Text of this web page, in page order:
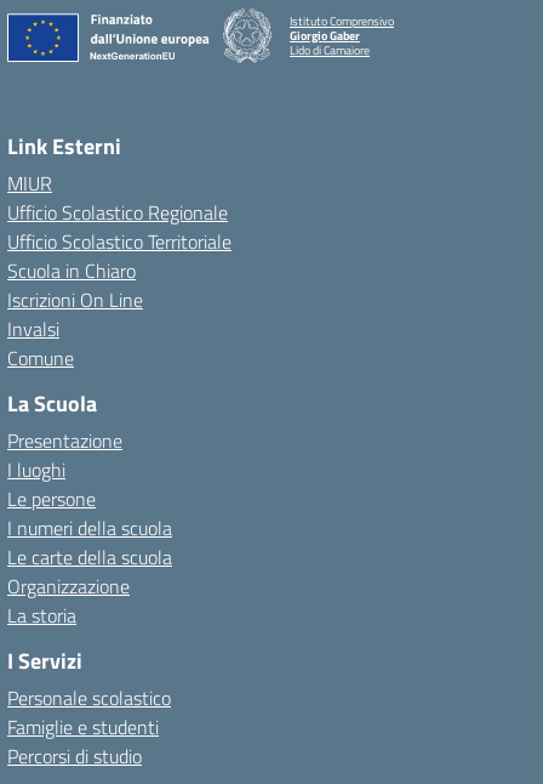
Istituto Comprensivo
Giorgio Gaber
Lido di Camaiore
Link Esterni
MIUR
Ufficio Scolastico Regionale
Ufficio Scolastico Territoriale
Scuola in Chiaro
Iscrizioni On Line
Invalsi
Comune
La Scuola
Presentazione
I luoghi
Le persone
I numeri della scuola
Le carte della scuola
Organizzazione
La storia
I Servizi
Personale scolastico
Famiglie e studenti
Percorsi di studio